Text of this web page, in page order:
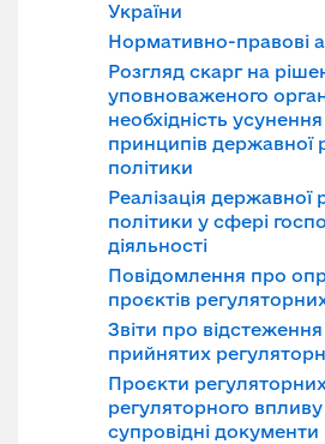
України
Нормативно-правові
Розгляд скарг на
уповноваженого
необхідність
принципів державної
політики
Реалізація державної
політики у сфері
діяльності
Повідомлення про
проєктів
Звіти про
прийнятих
Проєкти регуляторних
регуляторного
супровідні документи